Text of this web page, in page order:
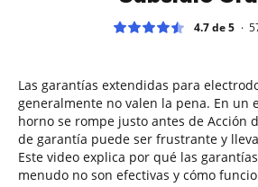
4.7 de 5
Las garantías extendidas para
generalmente no valen la pena. En un
horno se rompe justo antes de Acción
de garantía puede ser frustrante y
Este video explica por qué las
menudo no son efectivas y cómo